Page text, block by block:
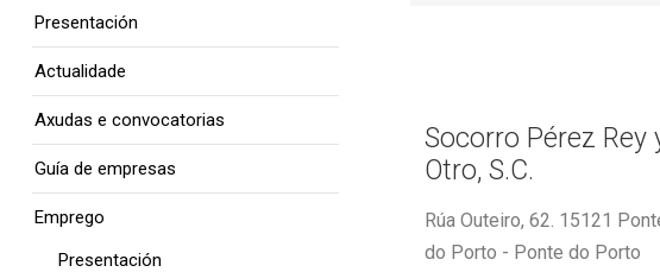
Socorro Pérez Rey
Otro, S.C.
Rúa Outeiro, 62. 15121
do Porto - Ponte do Porto
Presentación
Actualidade
Axudas e convocatorias
Guía de empresas
Emprego
Presentación